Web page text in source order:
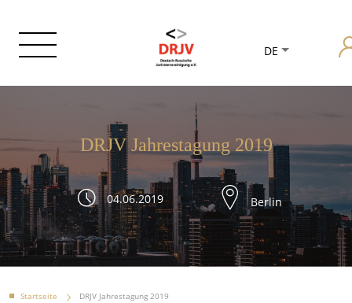
DE
DRJV Jahrestagung 2019
04.06.2019 Berlin
Startseite DRJV Jahrestagung 2019